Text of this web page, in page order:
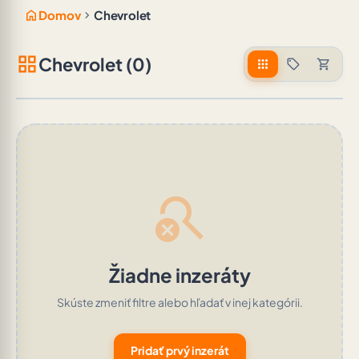
home Domov chevron_right Chevrolet
grid_viewChevrolet (0) apps sell shopping_cart
search_off
Žiadne inzeráty
Skúste zmeniť filtre alebo hľadať v inej kategórii.
Pridať prvý inzerát